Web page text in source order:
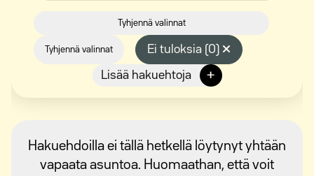
Lisää hakuehtoja +
Tyhjennä valinnat
Tyhjennä valinnat Ei tuloksia (0)
Hakuehdoilla ei tällä hetkellä löytynyt yhtään
vapaata asuntoa. Huomaathan, että voit